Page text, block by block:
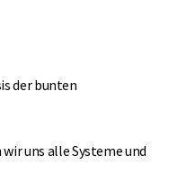
der bunten
uns alle Systeme und